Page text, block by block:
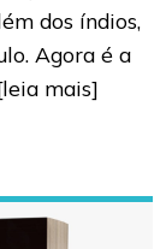
dos índios,
Agora é a
mais]